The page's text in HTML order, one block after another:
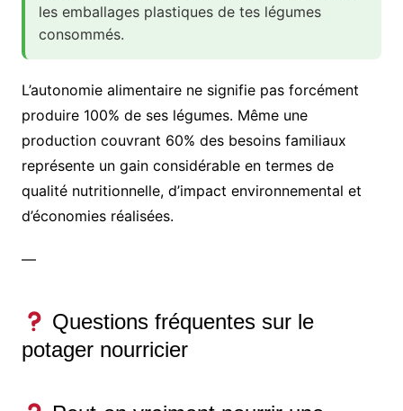
les emballages plastiques de tes légumes
consommés.
L’autonomie alimentaire ne signifie pas forcément
produire 100% de ses légumes. Même une
production couvrant 60% des besoins familiaux
représente un gain considérable en termes de
qualité nutritionnelle, d’impact environnemental et
d’économies réalisées.
—
Questions fréquentes sur le
potager nourricier